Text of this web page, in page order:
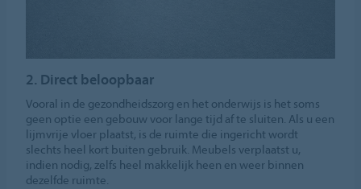
2. Direct beloopbaar
Vooral in de gezondheidszorg en het onderwijs is het soms
geen optie een gebouw voor lange tijd af te sluiten. Als u een
lijmvrije vloer plaatst, is de ruimte die ingericht wordt
slechts heel kort buiten gebruik. Meubels verplaatst u,
indien nodig, zelfs heel makkelijk heen en weer binnen
dezelfde ruimte.